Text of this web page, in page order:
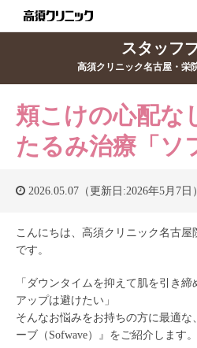
スタッフ
高須クリニック名古屋・栄
頬こけの心配な
たるみ治療「ソ
2026.05.07（更新日:2026年5月7日）
こんにちは、高須クリニック名古屋
です。
「ダウンタイムを抑えて肌を引き
アップは避けたい」
そんなお悩みをお持ちの方に最適な
ーブ（Sofwave）』をご紹介します。